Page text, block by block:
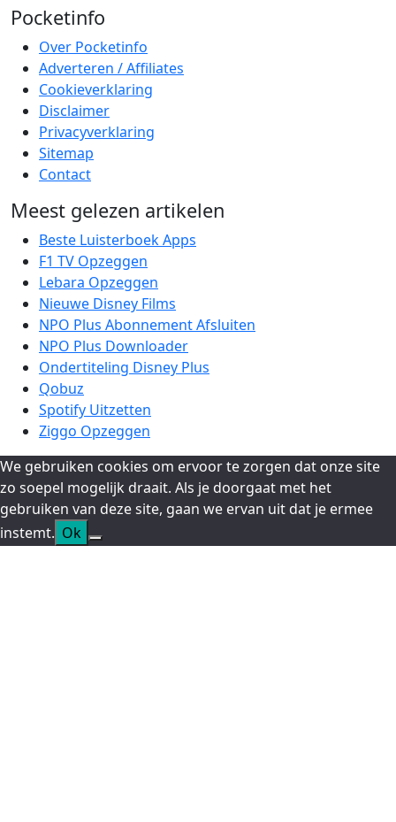
Pocketinfo
Over Pocketinfo
Adverteren / Affiliates
Cookieverklaring
Disclaimer
Privacyverklaring
Sitemap
Contact
Meest gelezen artikelen
Beste Luisterboek Apps
F1 TV Opzeggen
Lebara Opzeggen
Nieuwe Disney Films
NPO Plus Abonnement Afsluiten
NPO Plus Downloader
Ondertiteling Disney Plus
Qobuz
Spotify Uitzetten
Ziggo Opzeggen
We gebruiken cookies om ervoor te zorgen dat onze site
zo soepel mogelijk draait. Als je doorgaat met het
gebruiken van deze site, gaan we ervan uit dat je ermee
instemt. Ok